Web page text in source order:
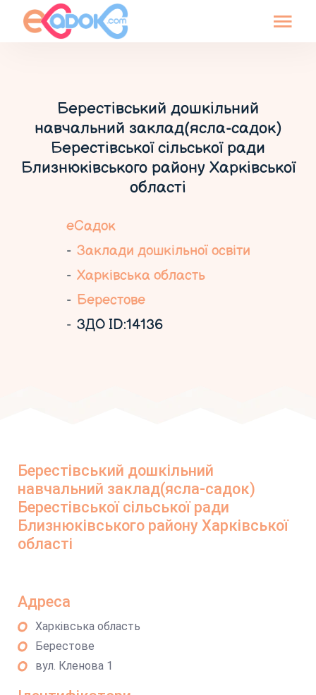
Берестівський дошкільний
навчальний заклад(ясла-садок)
Берестівської сільської ради
Близнюківського району Харківської
області
еСадок
Заклади дошкільної освіти
Харківська область
Берестове
ЗДО ID:14136
Берестівський дошкільний
навчальний заклад(ясла-садок)
Берестівської сільської ради
Близнюківського району Харківської
області
Адреса
Харківська область
Берестове
вул. Кленова 1